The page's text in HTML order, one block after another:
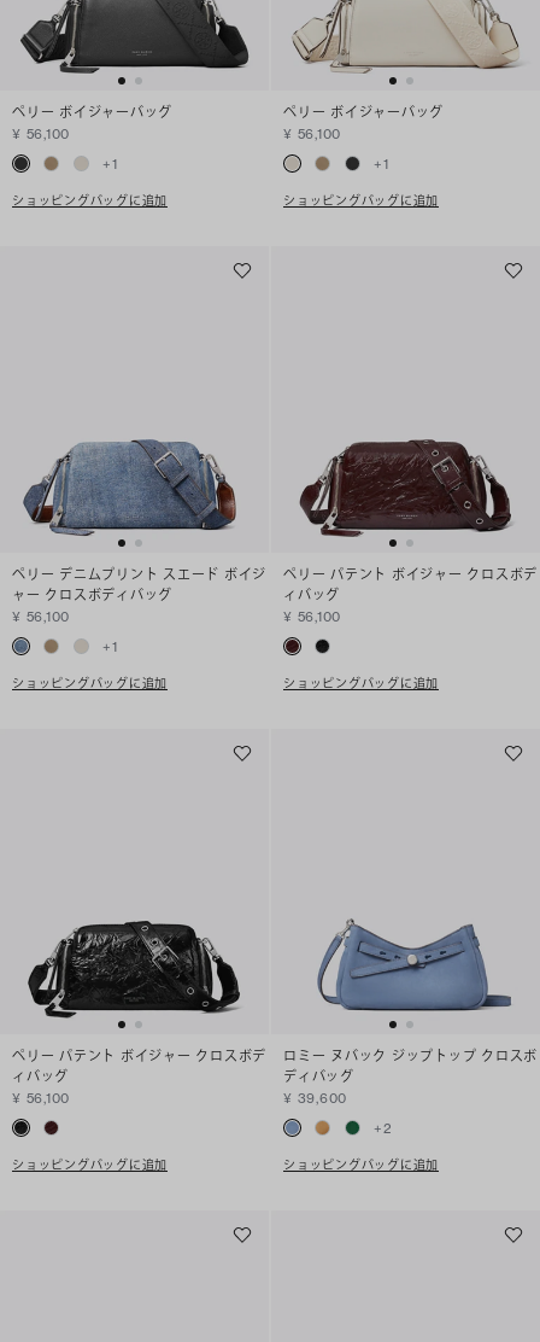
ペリー ボイジャーバッグ
¥ 56,100
+1
ショッピングバッグに追加
ペリー ボイジャーバッグ
¥ 56,100
+1
ショッピングバッグに追加
ペリー デニムプリント スエード ボイジ
ャー クロスボディバッグ
¥ 56,100
+1
ショッピングバッグに追加
ペリー パテント ボイジャー クロスボデ
ィバッグ
¥ 56,100
ショッピングバッグに追加
ペリー パテント ボイジャー クロスボデ
ィバッグ
¥ 56,100
ショッピングバッグに追加
ロミー ヌバック ジップトップ クロスボ
ディバッグ
¥ 39,600
+2
ショッピングバッグに追加